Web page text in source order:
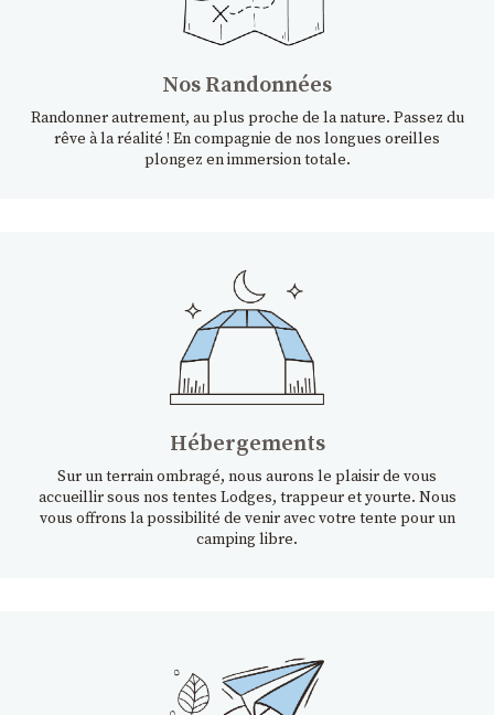
Nos Randonnées
Randonner autrement, au plus proche de la nature. Passez du
rêve à la réalité ! En compagnie de nos longues oreilles
plongez en immersion totale.
Hébergements
Sur un terrain ombragé, nous aurons le plaisir de vous
accueillir sous nos tentes Lodges, trappeur et yourte. Nous
vous offrons la possibilité de venir avec votre tente pour un
camping libre.